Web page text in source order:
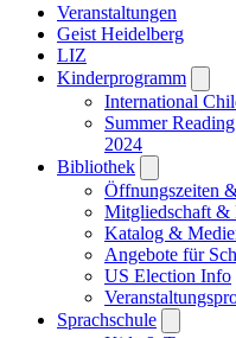
Veranstaltungen
Geist Heidelberg
LIZ
Kinderprogramm
International
Summer
2024
Bibliothek
submenu
Öffnungszeiten
Mitgliedschaft &
Katalog &
Angebote für
US Election Info
Sprachschule